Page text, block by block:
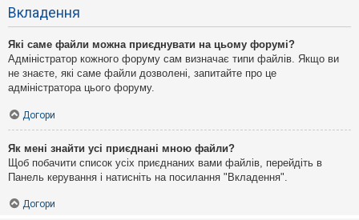
Вкладення
Які саме файли можна приєднувати на цьому форумі?
Адміністратор кожного форуму сам визначає типи файлів. Якщо ви
не знаєте, які саме файли дозволені, запитайте про це
адміністратора цього форуму.
Догори
Як мені знайти усі приєднані мною файли?
Щоб побачити список усіх приєднаних вами файлів, перейдіть в
Панель керування і натисніть на посилання "Вкладення".
Догори